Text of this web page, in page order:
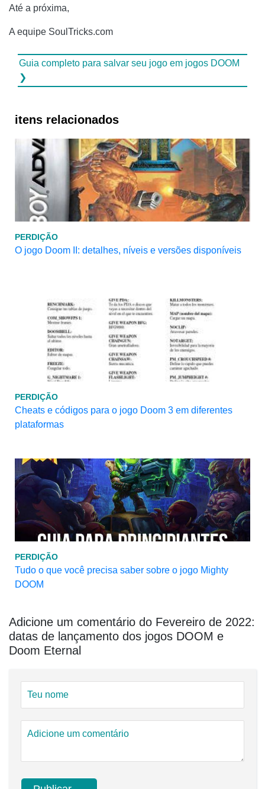
Até a próxima,
A equipe SoulTricks.com
Guia completo para salvar seu jogo em jogos DOOM
❯
itens relacionados
PERDIÇÃO
O jogo Doom II: detalhes, níveis e versões disponíveis
PERDIÇÃO
Cheats e códigos para o jogo Doom 3 em diferentes
plataformas
PERDIÇÃO
Tudo o que você precisa saber sobre o jogo Mighty
DOOM
Adicione um comentário do Fevereiro de 2022:
datas de lançamento dos jogos DOOM e
Doom Eternal